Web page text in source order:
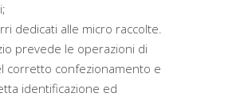
dedicati alle micro raccolte.
prevede le operazioni di
corretto confezionamento e
identificazione ed